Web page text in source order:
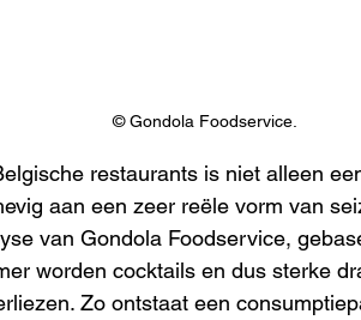
© Gondola Foodservice.
restaurants is niet alleen
aan een zeer reële vorm van
van Gondola Foodservice,
worden cocktails en dus sterke
Zo ontstaat een